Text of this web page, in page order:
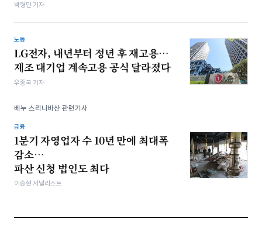
박형민 기자
노동
LG전자, 내년부터 정년 후 재고용…
제조 대기업 계속고용 공식 달라졌다
우종국 기자
베누 스리니바산 관련기사
금융
1분기 자영업자 수 10년 만에 최대폭
감소…
파산 신청 법인도 최다
이승현 저널리스트